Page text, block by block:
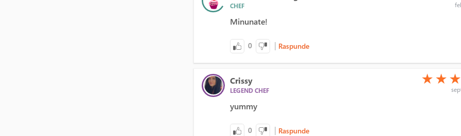
CHEF
Minunate!
0 | Raspunde
Crissy
LEGEND CHEF
(*)
★ (*)
★ (*)
★
yummy
0 | Raspunde